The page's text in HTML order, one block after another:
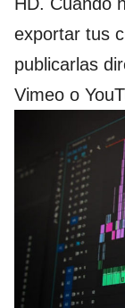
exportar tus
publicarlas
Vimeo o